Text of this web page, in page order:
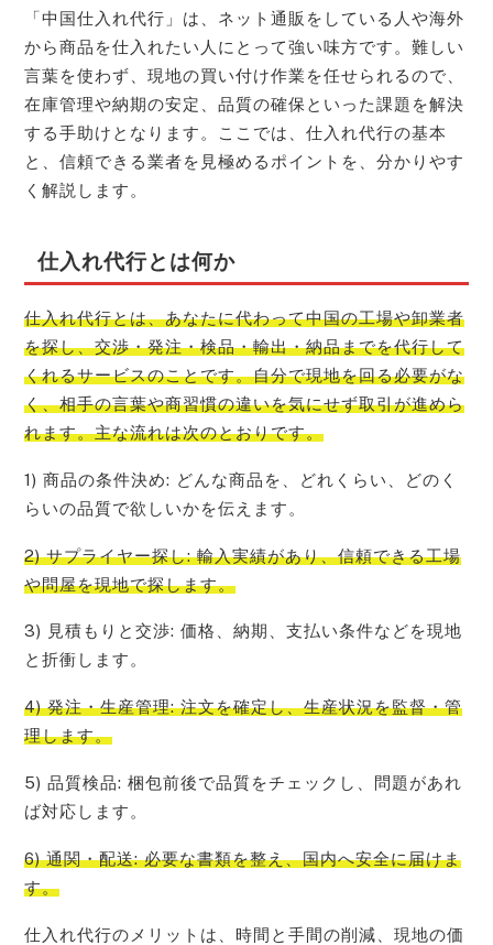
「中国仕入れ代行」は、ネット通販をしている人や海外
から商品を仕入れたい人にとって強い味方です。難しい
言葉を使わず、現地の買い付け作業を任せられるので、
在庫管理や納期の安定、品質の確保といった課題を解決
する手助けとなります。ここでは、仕入れ代行の基本
と、信頼できる業者を見極めるポイントを、分かりやす
く解説します。
仕入れ代行とは何か
仕入れ代行とは、あなたに代わって中国の工場や卸業者
を探し、交渉・発注・検品・輸出・納品までを代行して
くれるサービスのことです。自分で現地を回る必要がな
く、相手の言葉や商習慣の違いを気にせず取引が進めら
れます。主な流れは次のとおりです。
1) 商品の条件決め: どんな商品を、どれくらい、どのく
らいの品質で欲しいかを伝えます。
2) サプライヤー探し: 輸入実績があり、信頼できる工場
や問屋を現地で探します。
3) 見積もりと交渉: 価格、納期、支払い条件などを現地
と折衝します。
4) 発注・生産管理: 注文を確定し、生産状況を監督・管
理します。
5) 品質検品: 梱包前後で品質をチェックし、問題があれ
ば対応します。
6) 通関・配送: 必要な書類を整え、国内へ安全に届けま
す。
仕入れ代行のメリットは、時間と手間の削減、現地の価